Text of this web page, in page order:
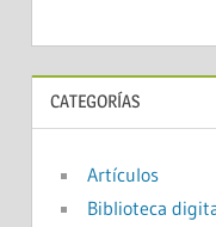
CATEGORÍAS
Artículos
Biblioteca